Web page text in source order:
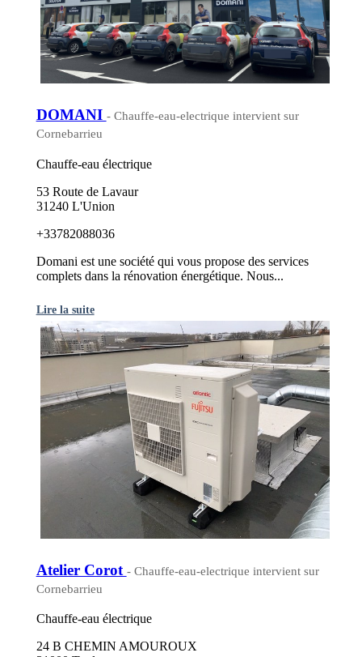
DOMANI - Chauffe-eau-electrique intervient sur
Cornebarrieu
Chauffe-eau électrique
53 Route de Lavaur
31240 L'Union
+33782088036
Domani est une société qui vous propose des services
complets dans la rénovation énergétique. Nous...
Lire la suite
Atelier Corot - Chauffe-eau-electrique intervient sur
Cornebarrieu
Chauffe-eau électrique
24 B CHEMIN AMOUROUX